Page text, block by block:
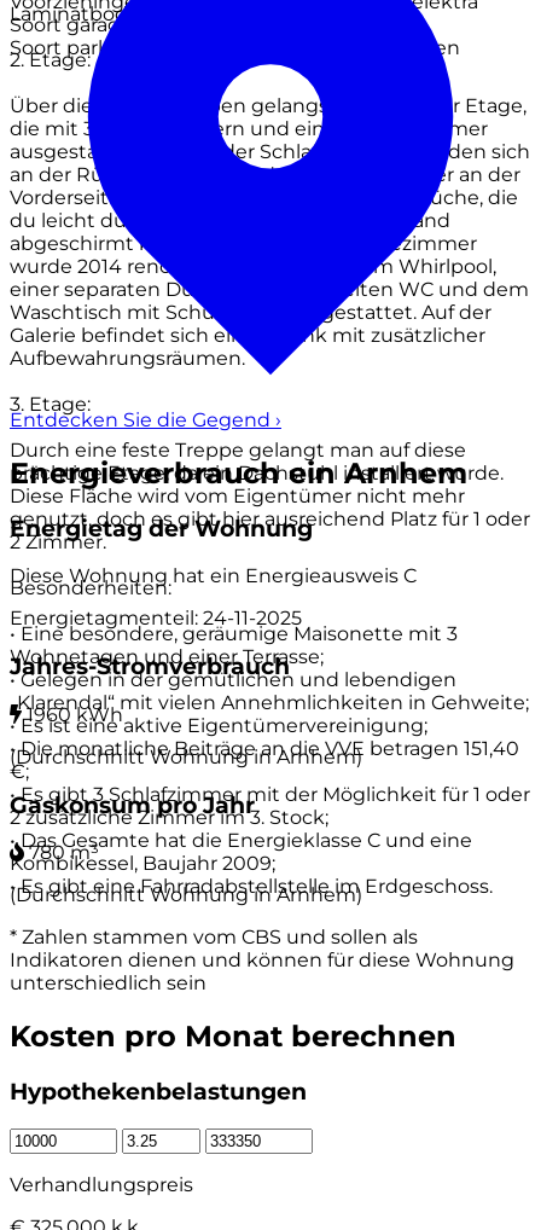
Laminatboden ausgestattet.
2. Etage:
Über die festen Treppen gelangst du zu dieser Etage,
die mit 3 Schlafzimmern und einem Badezimmer
ausgestattet ist. Zwei der Schlafzimmer befinden sich
an der Rückseite und das dritte Schlafzimmer an der
Vorderseite verfügt auch über eine Waschküche, die
du leicht durch eine mit Tür versehene Wand
abgeschirmt kannst. Das moderne Badezimmer
wurde 2014 renoviert und ist mit einem Whirlpool,
einer separaten Dusche, einem zweiten WC und dem
Waschtisch mit Schubladen ausgestattet. Auf der
Galerie befindet sich ein Schrank mit zusätzlicher
Aufbewahrungsräumen.
3. Etage:
Durch eine feste Treppe gelangt man auf diese
prächtige Etage, da ein Dachstuhl installiert wurde.
Diese Fläche wird vom Eigentümer nicht mehr
genutzt, doch es gibt hier ausreichend Platz für 1 oder
2 Zimmer.
Besonderheiten:
• Eine besondere, geräumige Maisonette mit 3
Wohnetagen und einer Terrasse;
• Gelegen in der gemütlichen und lebendigen
„Klarendal“ mit vielen Annehmlichkeiten in Gehweite;
• Es ist eine aktive Eigentümervereinigung;
• Die monatliche Beiträge an die VVE betragen 151,40
€;
• Es gibt 3 Schlafzimmer mit der Möglichkeit für 1 oder
2 zusätzliche Zimmer im 3. Stock;
• Das Gesamte hat die Energieklasse C und eine
Kombikessel, Baujahr 2009;
• Es gibt eine Fahrradabstellstelle im Erdgeschoss.
Soort garage
Soort parkeergelegenheid
Openbaar parkeren
Entdecken Sie die Gegend ›
Energieverbrauch ein Arnhem
Energietag der Wohnung
Diese Wohnung hat ein Energieausweis C
Energietagmenteil: 24-11-2025
Jahres-Stromverbrauch
1960 kWh
(Durchschnitt Wohnung in Arnhem)
Gaskonsum pro Jahr
780 m³
(Durchschnitt Wohnung in Arnhem)
* Zahlen stammen vom CBS und sollen als
Indikatoren dienen und können für diese Wohnung
unterschiedlich sein
Kosten pro Monat berechnen
Hypothekenbelastungen
Verhandlungspreis